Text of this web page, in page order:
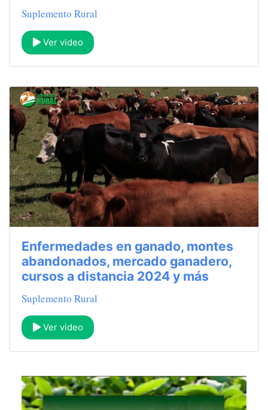
Suplemento Rural
Ver video
Enfermedades en ganado, montes
abandonados, mercado ganadero,
cursos a distancia 2024 y más
Suplemento Rural
Ver video